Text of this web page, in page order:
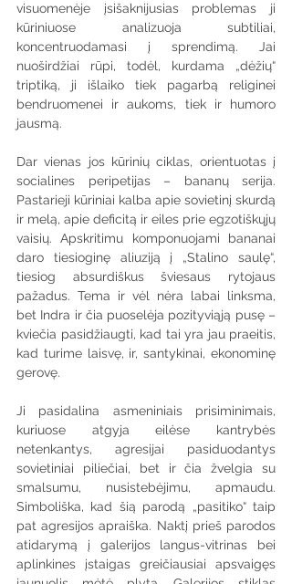
visuomenėje įsišaknijusias problemas ji
kūriniuose analizuoja subtiliai,
koncentruodamasi į sprendimą. Jai
nuoširdžiai rūpi, todėl, kurdama „dėžių“
triptiką, ji išlaiko tiek pagarbą religinei
bendruomenei ir aukoms, tiek ir humoro
jausmą.
Dar vienas jos kūrinių ciklas, orientuotas į
socialines peripetijas – bananų serija.
Pastarieji kūriniai kalba apie sovietinį skurdą
ir melą, apie deficitą ir eiles prie egzotiškųjų
vaisių. Apskritimu komponuojami bananai
daro tiesioginę aliuziją į „Stalino saulę“,
tiesiog absurdiškus šviesaus rytojaus
pažadus. Tema ir vėl nėra labai linksma,
bet Indra ir čia puoselėja pozityviąją pusę –
kviečia pasidžiaugti, kad tai yra jau praeitis,
kad turime laisvę, ir, santykinai, ekonominę
gerovę.
Ji pasidalina asmeniniais prisiminimais,
kuriuose atgyja eilėse kantrybės
netenkantys, agresijai pasiduodantys
sovietiniai piliečiai, bet ir čia žvelgia su
smalsumu, nusistebėjimu, apmaudu.
Simboliška, kad šią parodą „pasitiko“ taip
pat agresijos apraiška. Naktį prieš parodos
atidarymą į galerijos langus-vitrinas bei
aplinkines įstaigas greičiausiai apsvaigęs